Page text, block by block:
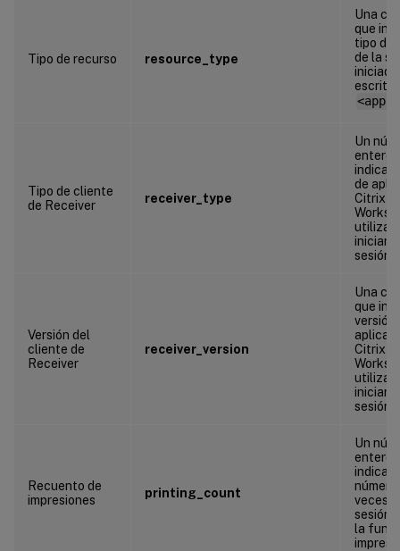
Tipo de recurso resource_type
Una
que
tipo de
de la
iniciada:
Tipo de cliente
de Receiver
receiver_type
Un
entero
indica
de
Citrix
iniciar
sesión
Versión del
cliente de
Receiver
receiver_version
Una
que
versión
Citrix
iniciar
sesión
Recuento de
impresiones
printing_count
Un
entero
indica
número
veces
sesión
la